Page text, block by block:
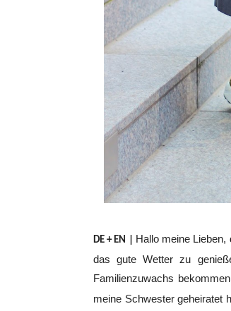
DE + EN | Hallo meine
das gute Wetter zu
Familienzuwachs
meine Schwester geheiratet